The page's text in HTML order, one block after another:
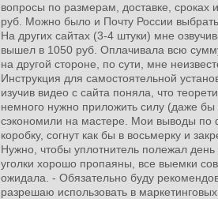
вопросы по размерам, доставке, сроках
руб. Можно было и Почту России
На других сайтах (3-4 штуки) мне
вышел в 1050 руб. Оплачивала всю
на другой стороне, по сути, мне
Инструкция для самостоятельной
изучив видео с сайта поняла, что
немного нужно приложить силу (даже бы
сэкономили на мастере. Мои выводы по
коробку, согнут как бы в восьмерку и
Нужно, чтобы уплотнитель полежал
уголки хорошо пропаяны, все выемки
ожидала. - Обязательно буду
разрешаю использовать в